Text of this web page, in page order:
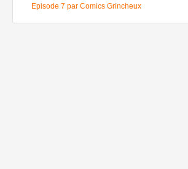
Episode 7 par Comics Grincheux